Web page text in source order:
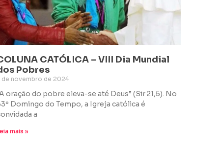
CATÓLICA – VIII Dia Mundial
Pobres
de novembro de 2024
oração do pobre eleva-se até Deus” (Sir 21,5). No
Domingo do Tempo, a Igreja católica é
a
mais »